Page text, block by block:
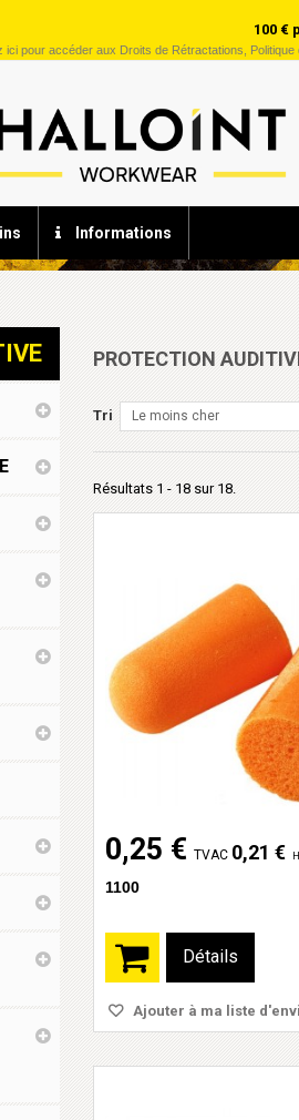
100 €
icipour accéder aux Droits de Rétractations,
Informations
PROTECTION
Tri Le moins cher
Résultats 1 - 18 sur 18.
0,25 € TVAC 0,21 €
1100
Détails
Ajouter à ma liste